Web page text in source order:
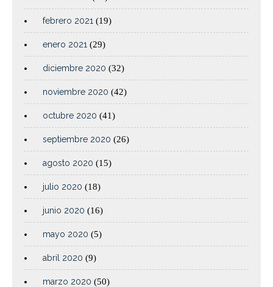
febrero 2021 (19)
enero 2021 (29)
diciembre 2020 (32)
noviembre 2020 (42)
octubre 2020 (41)
septiembre 2020 (26)
agosto 2020 (15)
julio 2020 (18)
junio 2020 (16)
mayo 2020 (5)
abril 2020 (9)
marzo 2020 (50)